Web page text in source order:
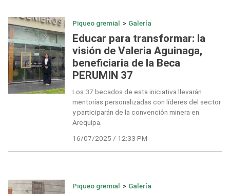
Piqueo gremial > Galería
Educar para transformar: la
visión de Valeria Aguinaga,
beneficiaria de la Beca
PERUMIN 37
Los 37 becados de esta iniciativa llevarán
mentorías personalizadas con líderes del sector
y participarán de la convención minera en
Arequipa.
16/07/2025 / 12:33 PM
Piqueo gremial > Galería